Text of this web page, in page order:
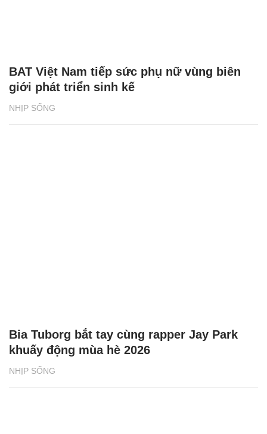
NHỊP SỐNG
BAT Việt Nam tiếp sức phụ nữ vùng biên
giới phát triển sinh kế
NHỊP SỐNG
Bia Tuborg bắt tay cùng rapper Jay Park
khuấy động mùa hè 2026